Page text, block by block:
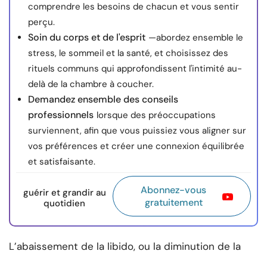
comprendre les besoins de chacun et vous sentir
perçu.
Soin du corps et de l'esprit —abordez ensemble le
stress, le sommeil et la santé, et choisissez des
rituels communs qui approfondissent l'intimité au-
delà de la chambre à coucher.
Demandez ensemble des conseils
professionnels lorsque des préoccupations
surviennent, afin que vous puissiez vous aligner sur
vos préférences et créer une connexion équilibrée
et satisfaisante.
guérir et grandir au
quotidien
Abonnez-vous
gratuitement
L’abaissement de la libido, ou la diminution de la